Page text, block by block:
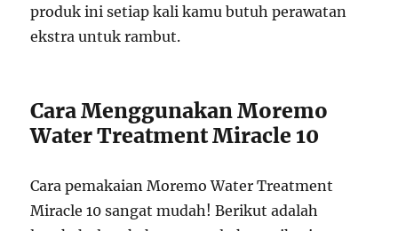
produk ini setiap kali kamu butuh perawatan
ekstra untuk rambut.
Cara Menggunakan Moremo
Water Treatment Miracle 10
Cara pemakaian Moremo Water Treatment
Miracle 10 sangat mudah! Berikut adalah